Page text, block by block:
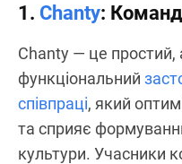
1. Chanty:
Chanty — це простий,
функціональний
співпраці, який
та сприяє
культури. Учасники